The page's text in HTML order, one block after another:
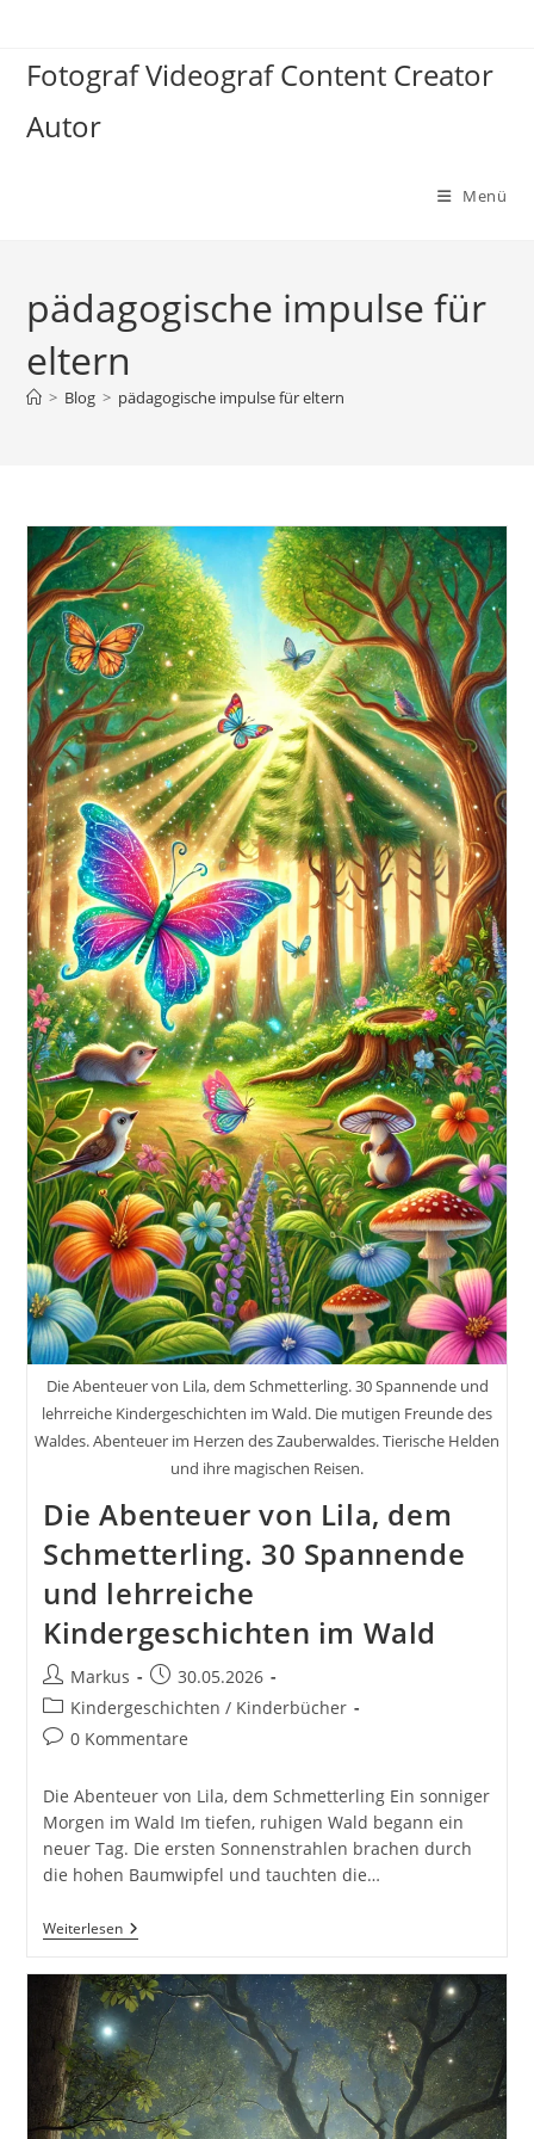
springen
Fotograf Videograf Content Creator
Autor
Menü
pädagogische impulse für
eltern
> Blog > pädagogische impulse für eltern
Die Abenteuer von Lila, dem Schmetterling. 30 Spannende und
lehrreiche Kindergeschichten im Wald. Die mutigen Freunde des
Waldes. Abenteuer im Herzen des Zauberwaldes. Tierische Helden
und ihre magischen Reisen.
Die Abenteuer von Lila, dem
Schmetterling. 30 Spannende
und lehrreiche
Kindergeschichten im Wald
Beitrags-
Autor:
Markus
Beitrag
veröffentlicht:
30.05.2026
Beitrags-
Kategorie:
Kindergeschichten / Kinderbücher
Beitrags-
0 Kommentare
Die Abenteuer von Lila, dem Schmetterling Ein sonniger
Morgen im Wald Im tiefen, ruhigen Wald begann ein
neuer Tag. Die ersten Sonnenstrahlen brachen durch
die hohen Baumwipfel und tauchten die…
WeiterlesenDie
Abenteuer
Lila,
Dem
Schmetterling.
30
Spannende
Und
Lehrreiche
Kindergeschichten